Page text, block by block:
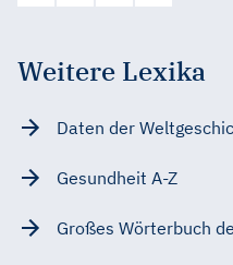
Weitere Lexika
Daten der
Gesundheit A-Z
Großes Wörterbuch